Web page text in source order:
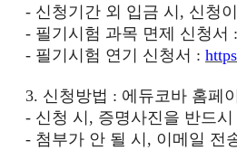
- 신청기간 외 입금 시 , 신청
- 필기시험 과목 면제 신청서
- 필기시험 연기 신청서 :
3. 신청방법 : 에듀코바 홈페
- 신청 시 , 증명사진을 반드
- 첨부가 안 될 시 , 이메일 전